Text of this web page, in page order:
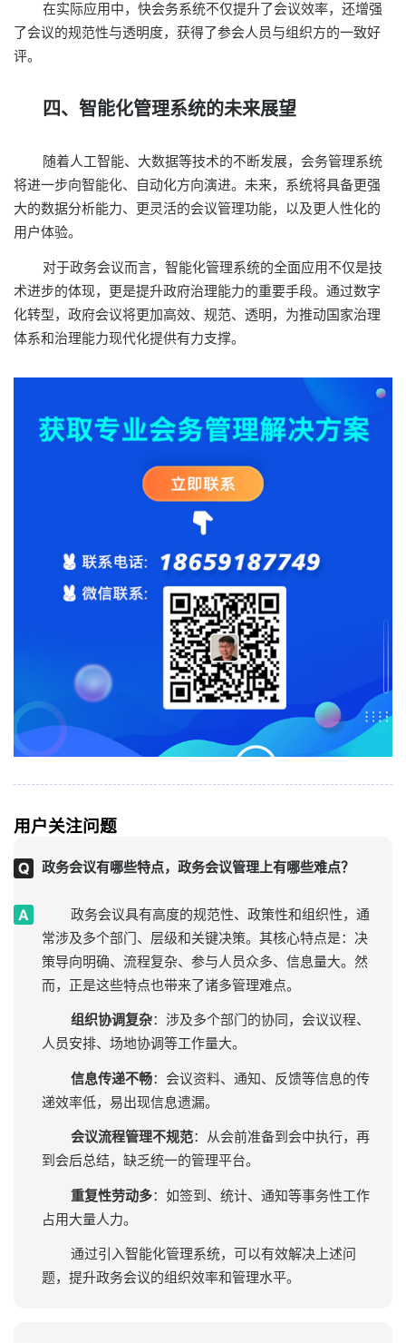
在实际应用中，快会务系统不仅提升了会议效率，还增强
了会议的规范性与透明度，获得了参会人员与组织方的一致好
评。
四、智能化管理系统的未来展望
随着人工智能、大数据等技术的不断发展，会务管理系统
将进一步向智能化、自动化方向演进。未来，系统将具备更强
大的数据分析能力、更灵活的会议管理功能，以及更人性化的
用户体验。
对于政务会议而言，智能化管理系统的全面应用不仅是技
术进步的体现，更是提升政府治理能力的重要手段。通过数字
化转型，政府会议将更加高效、规范、透明，为推动国家治理
体系和治理能力现代化提供有力支撑。
用户关注问题
政务会议有哪些特点，政务会议管理上有哪些难点？
政务会议具有高度的规范性、政策性和组织性，通
常涉及多个部门、层级和关键决策。其核心特点是：决
策导向明确、流程复杂、参与人员众多、信息量大。然
而，正是这些特点也带来了诸多管理难点。
组织协调复杂：涉及多个部门的协同，会议议程、
人员安排、场地协调等工作量大。
信息传递不畅：会议资料、通知、反馈等信息的传
递效率低，易出现信息遗漏。
会议流程管理不规范：从会前准备到会中执行，再
到会后总结，缺乏统一的管理平台。
重复性劳动多：如签到、统计、通知等事务性工作
占用大量人力。
通过引入智能化管理系统，可以有效解决上述问
题，提升政务会议的组织效率和管理水平。